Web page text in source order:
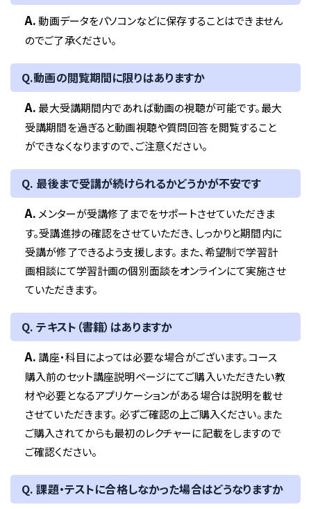
A.動画データをパソコンなどに保存することはできません
のでご了承ください。
Q.動画の閲覧期間に限りはありますか
A. 最大受講期間内であれば動画の視聴が可能です。最大
受講期間を過ぎると動画視聴や質問回答を閲覧すること
ができなくなりますので、ご注意ください。
Q. 最後まで受講が続けられるかどうかが不安です
A. メンターが受講修了までをサポートさせていただきま
す。受講進捗の確認をさせていただき、しっかりと期間内に
受講が修了できるよう支援します。 また、希望制で学習計
画相談にて学習計画の個別面談をオンラインにて実施させ
ていただきます。
Q. テキスト（書籍）はありますか
A. 講座・科目によっては必要な場合がございます。コース
購入前のセット講座説明ページにてご購入いただきたい教
材や必要となるアプリケーションがある場合は説明を載せ
させていただきます。 必ずご確認の上ご購入ください。また
ご購入されてからも最初のレクチャーに記載をしますので
ご確認ください。
Q. 課題・テストに合格しなかった場合はどうなりますか